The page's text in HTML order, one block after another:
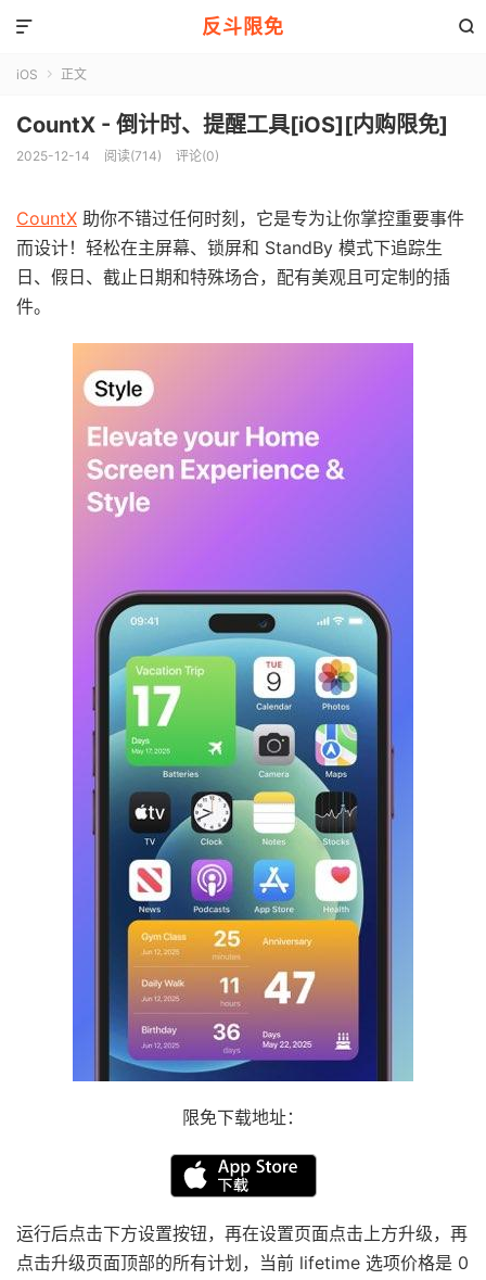
反斗限免 

iOS  正文
CountX - 倒计时、提醒工具[iOS][内购限免]
2025-12-14 阅读(714) 评论(0)
CountX 助你不错过任何时刻，它是专为让你掌控重要事件
而设计！轻松在主屏幕、锁屏和 StandBy 模式下追踪生
日、假日、截止日期和特殊场合，配有美观且可定制的插
件。
限免下载地址：
运行后点击下方设置按钮，再在设置页面点击上方升级，再
点击升级页面顶部的所有计划，当前 lifetime 选项价格是 0